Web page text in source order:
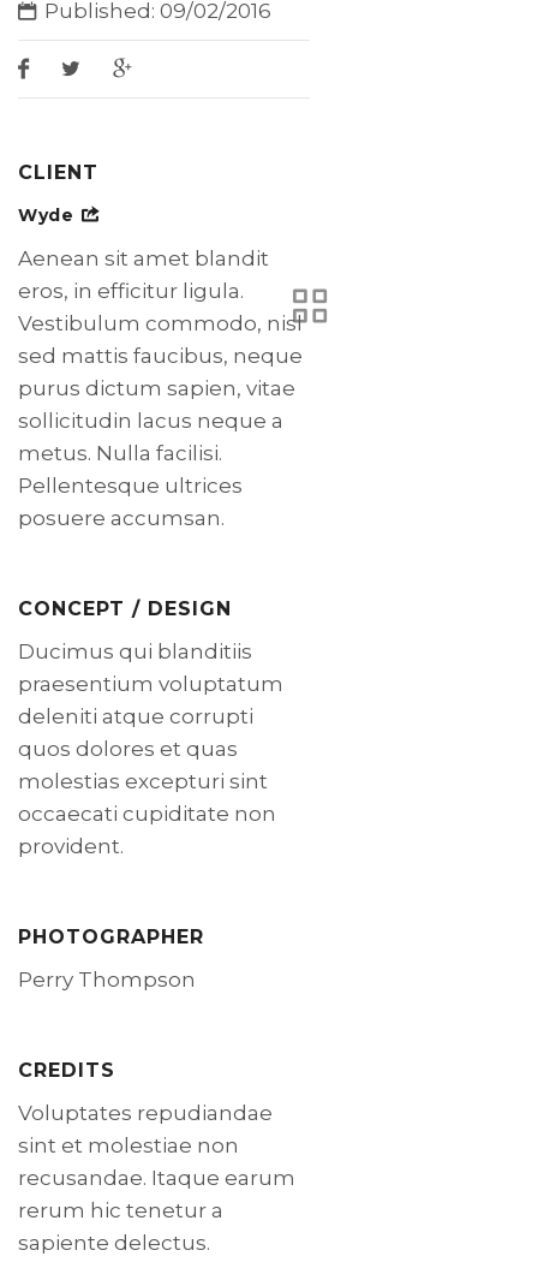
Published: 09/02/2016
CLIENT
Wyde
Aenean sit amet blandit
eros, in efficitur ligula.
Vestibulum commodo, nisl
sed mattis faucibus, neque
purus dictum sapien, vitae
sollicitudin lacus neque a
metus. Nulla facilisi.
Pellentesque ultrices
posuere accumsan.
CONCEPT / DESIGN
Ducimus qui blanditiis
praesentium voluptatum
deleniti atque corrupti
quos dolores et quas
molestias excepturi sint
occaecati cupiditate non
provident.
PHOTOGRAPHER
Perry Thompson
CREDITS
Voluptates repudiandae
sint et molestiae non
recusandae. Itaque earum
rerum hic tenetur a
sapiente delectus.